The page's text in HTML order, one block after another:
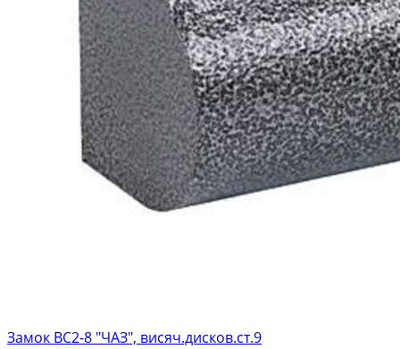
Замок ВС2-8 "ЧАЗ", висяч.дисков.ст.9